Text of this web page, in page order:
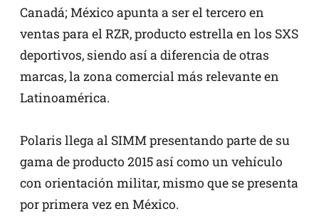
Canadá; México apunta a ser el tercero en
ventas para el RZR, producto estrella en los SXS
deportivos, siendo así a diferencia de otras
marcas, la zona comercial más relevante en
Latinoamérica.
Polaris llega al SIMM presentando parte de su
gama de producto 2015 así como un vehículo
con orientación militar, mismo que se presenta
por primera vez en México.